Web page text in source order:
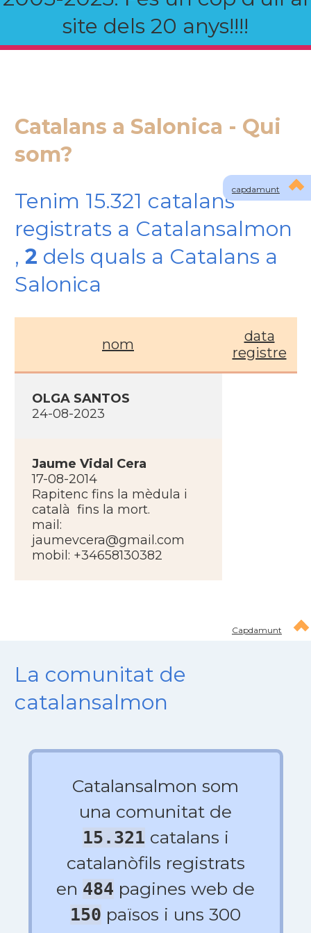
site dels 20 anys!!!!
capdamunt
Catalans a Salonica - Qui
som?
Tenim 15.321 catalans
registrats a Catalansalmon
, 2 dels quals a Catalans a
Salonica
nom
data
registre
OLGA SANTOS
24-08-2023
Jaume Vidal Cera
17-08-2014
Rapitenc fins la mèdula i
català fins la mort.
mail:
jaumevcera@gmail.com
mobil: +34658130382
Capdamunt
La comunitat de
catalansalmon
Catalansalmon som
una comunitat de
15.321 catalans i
catalanòfils registrats
en 484 pagines web de
150 països i uns 300